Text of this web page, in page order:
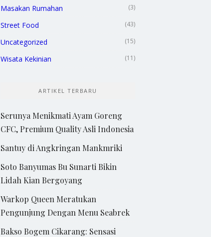
Masakan Rumahan (3)
Street Food (43)
Uncategorized (15)
Wisata Kekinian (11)
ARTIKEL TERBARU
Serunya Menikmati Ayam Goreng
CFC, Premium Quality Asli Indonesia
Santuy di Angkringan Mankmriki
Soto Banyumas Bu Sunarti Bikin
Lidah Kian Bergoyang
Warkop Queen Meratukan
Pengunjung Dengan Menu Seabrek
Bakso Bogem Cikarang: Sensasi